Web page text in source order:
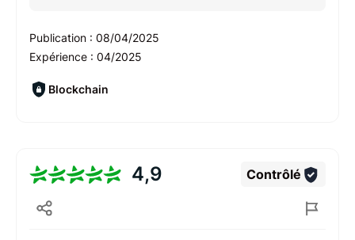
Publication : 08/04/2025
Expérience : 04/2025
Blockchain
4,9 Contrôlé